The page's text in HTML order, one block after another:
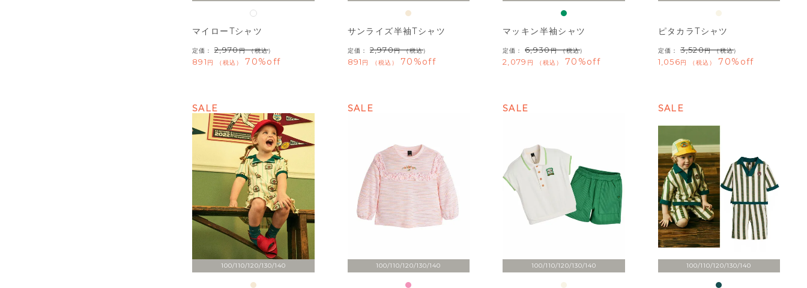
マイローTシャツ
定価： 2,970 （税込）
891 税込 70%off
サンライズ半袖Tシャツ
定価： 2,970 （税込）
891 税込 70%off
マッキン半袖シャツ
定価： 6,930 （税込）
2,079 税込 70%off
ピタカラTシャツ
定価： 3,520 （税込）
1,056 税込 70%off
100/110/120/130/140
SALE
100/110/120/130/140
SALE
100/110/120/130/140
SALE
100/110/120/130/140
SALE